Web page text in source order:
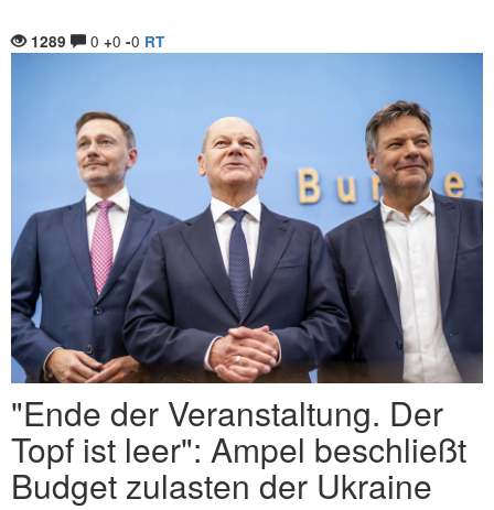
1289 0 +0 -0 RT
"Ende der Veranstaltung. Der
Topf ist leer": Ampel beschließt
Budget zulasten der Ukraine